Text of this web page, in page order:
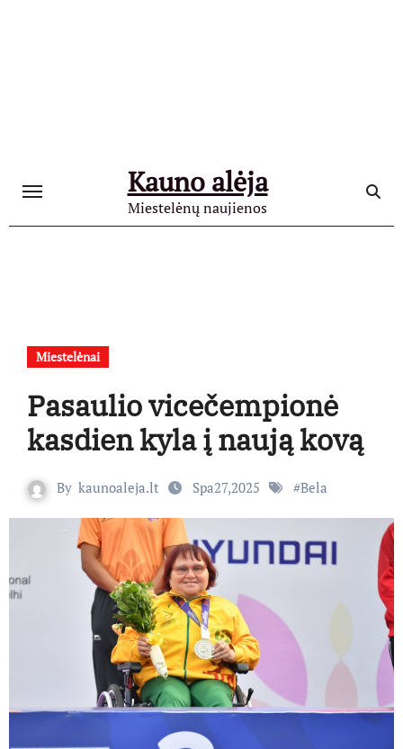
Kauno alėja
Miestelėnų naujienos
Miestelėnai
Pasaulio vicečempionė
kasdien kyla į naują kovą
By kaunoaleja.lt Spa27,2025 #Bela